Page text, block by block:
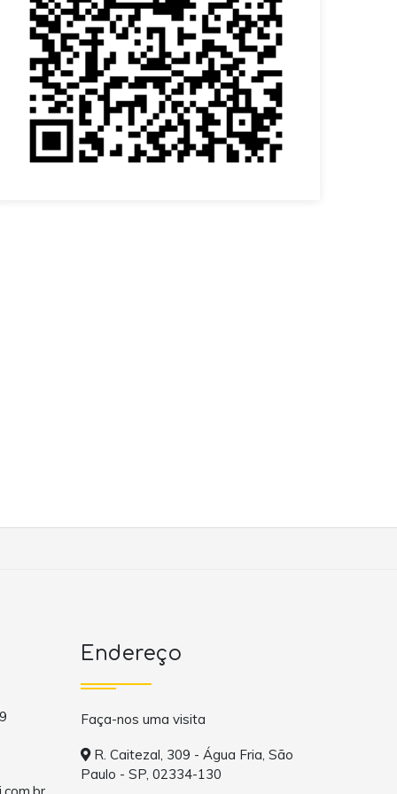
Endereço
Faça-nos uma visita
R. Caitezal, 309 - Água Fria, São
Paulo - SP, 02334-130